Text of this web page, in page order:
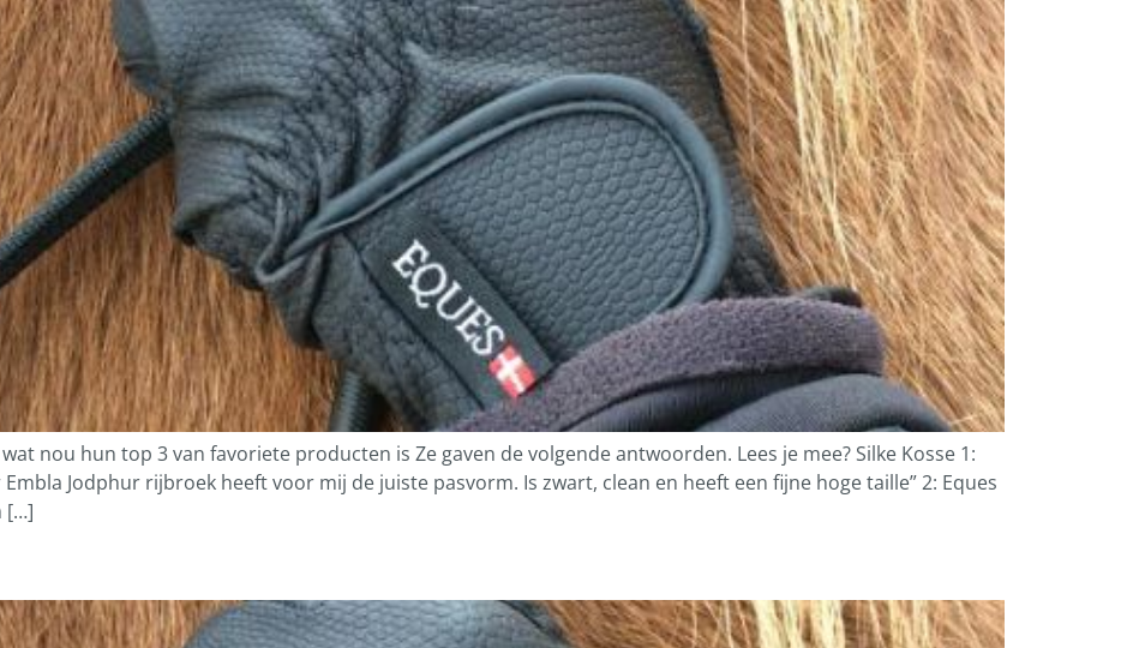
nou hun top 3 van favoriete producten is Ze gaven de volgende antwoorden. Lees je mee? Silke Kosse 1:
Jodphur rijbroek heeft voor mij de juiste pasvorm. Is zwart, clean en heeft een fijne hoge taille” 2: Eques
[…]